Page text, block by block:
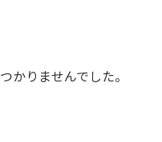
かりませんでした。